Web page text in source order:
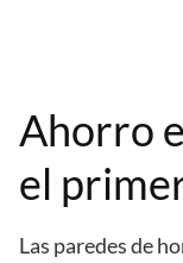
Ahorro
el
Las paredes de